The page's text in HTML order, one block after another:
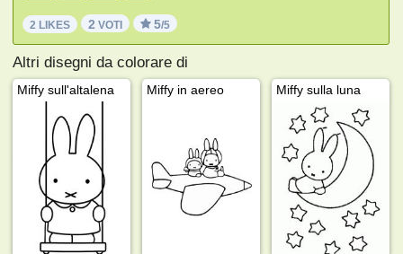
2 LIKES 2 VOTI 5/5
Altri disegni da colorare di
Miffy sull'altalena Miffy in aereo Miffy sulla luna